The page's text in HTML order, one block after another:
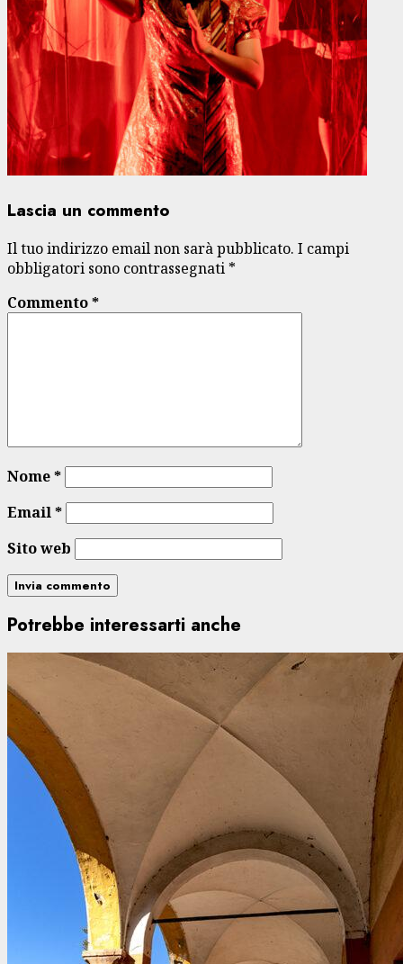
Lascia un commento
Il tuo indirizzo email non sarà pubblicato. I campi
obbligatori sono contrassegnati *
Commento*
Nome*
Email*
Sito web
Potrebbe interessarti anche